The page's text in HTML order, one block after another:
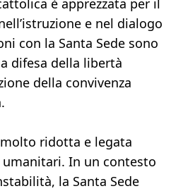
è apprezzata per il
e nel dialogo
con la Santa Sede sono
difesa della libertà
della convivenza
ridotta e legata
In un contesto
la Santa Sede